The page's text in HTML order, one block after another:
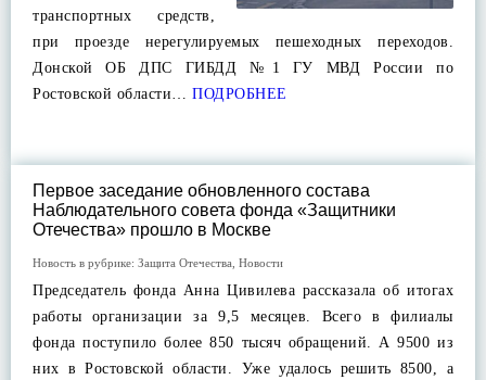
транспортных средств,
при проезде нерегулируемых пешеходных переходов.
Донской ОБ ДПС ГИБДД №1 ГУ МВД России по
Ростовской области… ПОДРОБНЕЕ
Первое заседание обновленного состава
Наблюдательного совета фонда «Защитники
Отечества» прошло в Москве
Новость в рубрике: Защита Отечества Новости
Председатель фонда Анна Цивилева рассказала об итогах
работы организации за 9,5 месяцев. Всего в филиалы
фонда поступило более 850 тысяч обращений. А 9500 из
них в Ростовской области. Уже удалось решить 8500, а